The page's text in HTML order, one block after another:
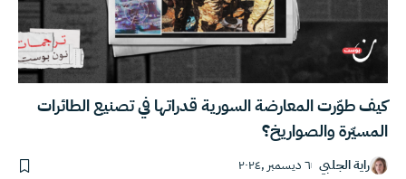
كيف طوّرت المعارضة السورية قدراتها في تصنيع الطائرات
المسيّرة والصواريخ؟
راية الجلبي ٦ ديسمبر ,٢٠٢٤